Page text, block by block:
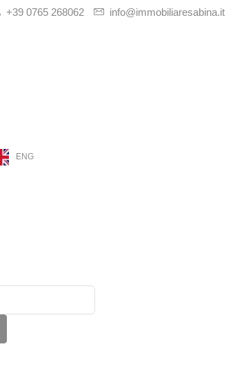
+39 0765 268062 info@immobiliaresabina.it
ENG